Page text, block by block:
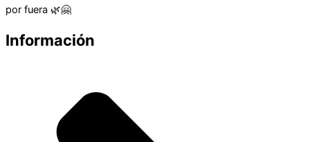
por fuera 🌿🤗
Información